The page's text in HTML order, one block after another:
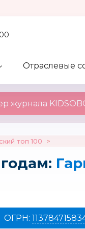
Отраслевые
журнала
топ 100 >
ОГРН: